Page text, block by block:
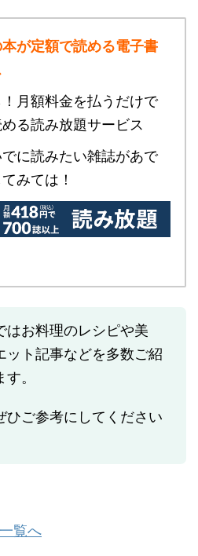
本が定額で読める電子書
月額料金を払うだけで
る読み放題サービス
に読みたい雑誌があで
みては！
はお料理のレシピや美
ット記事などを多数ご紹
。
ひご参考にしてください
覧へ